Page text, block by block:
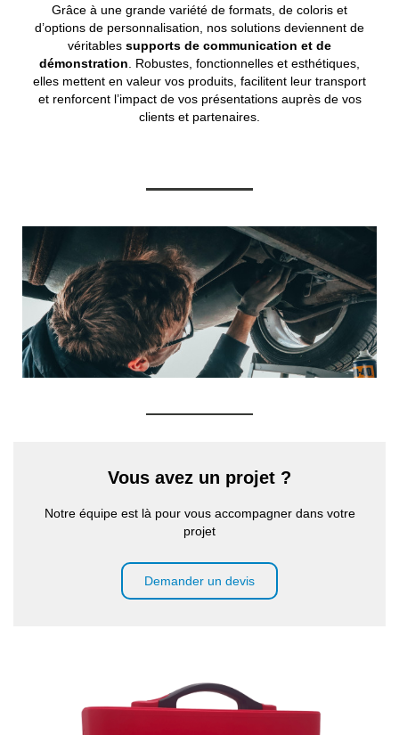
Grâce à une grande variété de formats, de coloris et
d’options de personnalisation, nos solutions deviennent de
véritables supports de communication et de
démonstration . Robustes, fonctionnelles et esthétiques,
elles mettent en valeur vos produits, facilitent leur transport
et renforcent l’impact de vos présentations auprès de vos
clients et partenaires.
Vous avez un projet ?
Notre équipe est là pour vous accompagner dans votre
projet
Demander un devis